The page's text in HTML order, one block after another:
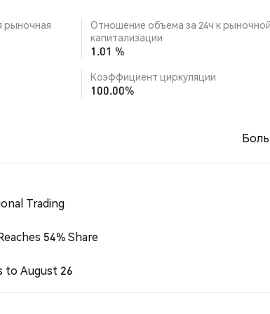
рыночная
Отношение объема за 24ч к
капитализации
1.01 %
Коэффициент циркуляции
100.00%
Trading
54% Share
to August 26